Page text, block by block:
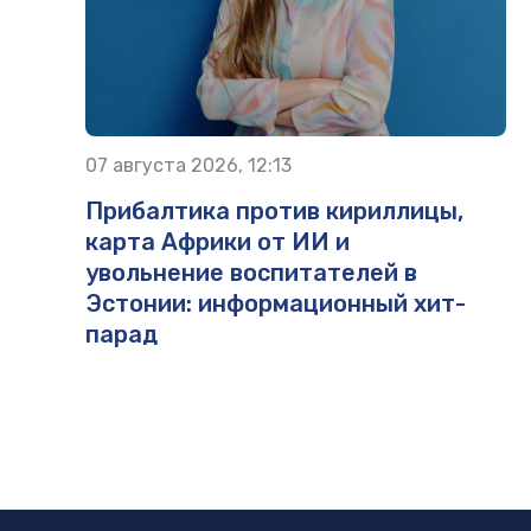
07 августа 2026, 12:13
Прибалтика против кириллицы,
карта Африки от ИИ и
увольнение воспитателей в
Эстонии: информационный хит-
парад